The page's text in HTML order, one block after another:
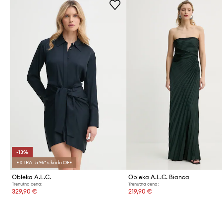
-13%
EXTRA -5 %* s kodo OFF
Obleka A.L.C.
Trenutna cena:
329,90 €
Obleka A.L.C. Bianca
Trenutna cena:
219,90 €